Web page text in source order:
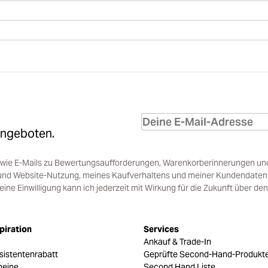
E-Mails zu Bewertungsaufforderungen, Warenkorberinnerungen
Website-Nutzung, meines Kaufverhaltens und meiner
Einwilligung kann ich jederzeit mit Wirkung für die Zukunft über
Services
Ankauf & Trade-In
Geprüfte Second-Hand-